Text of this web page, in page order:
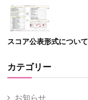
スコア公表形式について
カテゴリー
お知らせ